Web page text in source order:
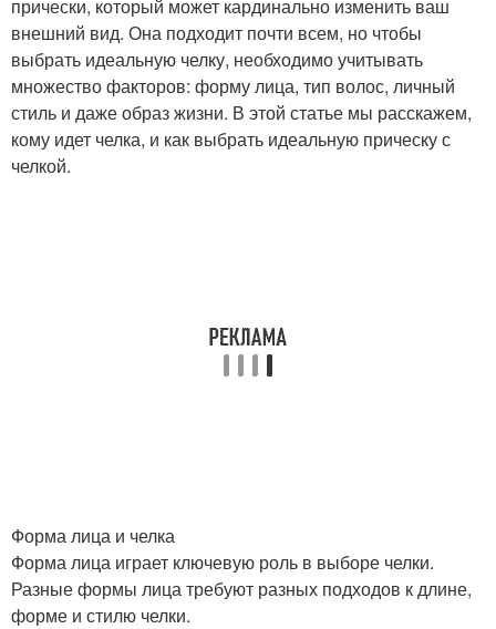
Нанесения на разные
формы
Прямоугольная форма
Вытянутая форма
прически, который может кардинально изменить ваш
внешний вид. Она подходит почти всем, но чтобы
выбрать идеальную челку, необходимо учитывать
множество факторов: форму лица, тип волос, личный
стиль и даже образ жизни. В этой статье мы расскажем,
кому идет челка, и как выбрать идеальную прическу с
челкой.
Форма лица и челка
Форма лица играет ключевую роль в выборе челки.
Разные формы лица требуют разных подходов к длине,
форме и стилю челки.